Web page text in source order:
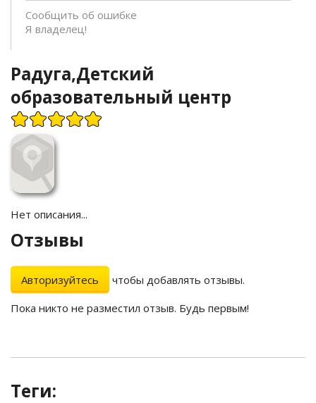
Сообщить об ошибке
Я владелец!
Радуга,Детский
образовательный центр
Нет описания...
Отзывы
Авторизуйтесь
чтобы добавлять отзывы.
Пока никто не разместил отзыв. Будь первым!
Теги: